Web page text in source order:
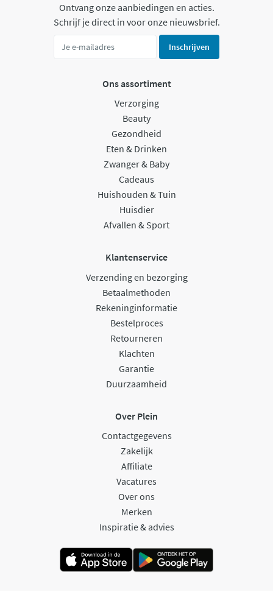
Ontvang onze aanbiedingen en acties.
Schrijf je direct in voor onze nieuwsbrief.
Inschrijven
Ons assortiment
Verzorging
Beauty
Gezondheid
Eten & Drinken
Zwanger & Baby
Cadeaus
Huishouden & Tuin
Huisdier
Afvallen & Sport
Klantenservice
Verzending en bezorging
Betaalmethoden
Rekeninginformatie
Bestelproces
Retourneren
Klachten
Garantie
Duurzaamheid
Over Plein
Contactgegevens
Zakelijk
Affiliate
Vacatures
Over ons
Merken
Inspiratie & advies